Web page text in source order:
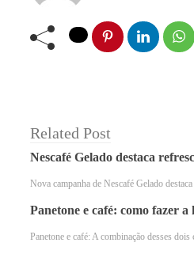
Existem diversos modelos
escolha, selecionamos os
Related Post
Nescafé Gelado destaca
Nova campanha de Nescafé Gelado
Panetone e café: como fazer
Panetone e café: A combinação desses